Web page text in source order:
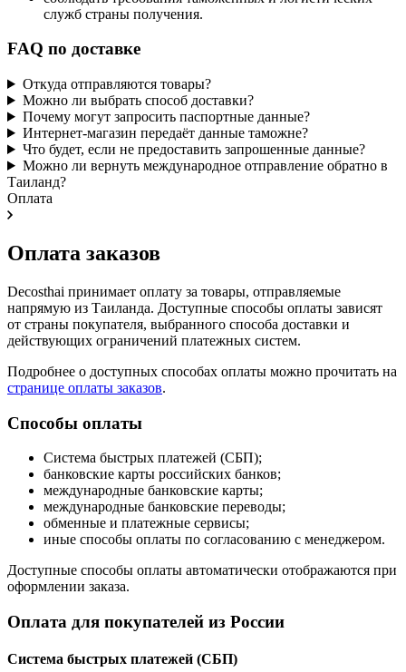
служб страны получения.
FAQ по доставке
Откуда отправляются товары?
Можно ли выбрать способ доставки?
Почему могут запросить паспортные данные?
Интернет-магазин передаёт данные таможне?
Что будет, если не предоставить запрошенные данные?
Можно ли вернуть международное отправление обратно в
Таиланд?
Оплата
Оплата заказов
Decosthai принимает оплату за товары, отправляемые
напрямую из Таиланда. Доступные способы оплаты зависят
от страны покупателя, выбранного способа доставки и
действующих ограничений платежных систем.
Подробнее о доступных способах оплаты можно прочитать на
странице оплаты заказов.
Способы оплаты
Система быстрых платежей (СБП);
банковские карты российских банков;
международные банковские карты;
международные банковские переводы;
обменные и платежные сервисы;
иные способы оплаты по согласованию с менеджером.
Доступные способы оплаты автоматически отображаются при
оформлении заказа.
Оплата для покупателей из России
Система быстрых платежей (СБП)